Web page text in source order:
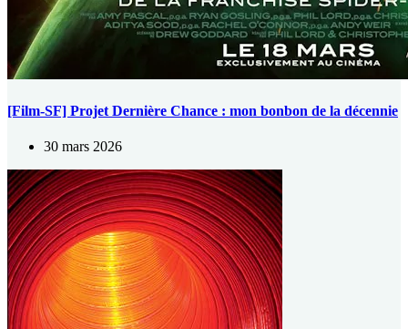
[Film-SF] Projet Dernière Chance : mon bonbon de la décennie
30 mars 2026